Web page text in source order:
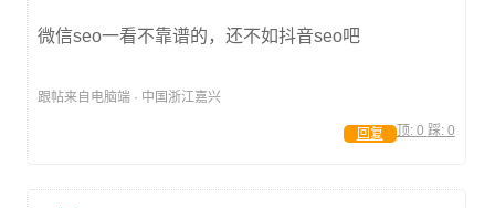
微信seo一看不靠谱的，还不如抖音seo吧
跟帖来自电脑端 · 中国浙江嘉兴
顶: 0 踩: 0
回复